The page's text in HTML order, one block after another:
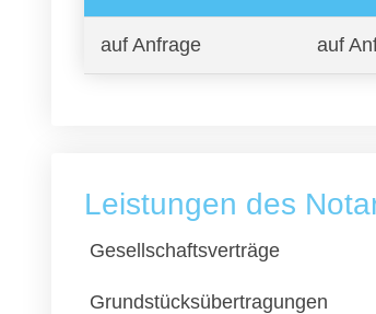
auf Anfrage auf
Leistungen des
Gesellschaftsverträge
Grundstücksübertragungen